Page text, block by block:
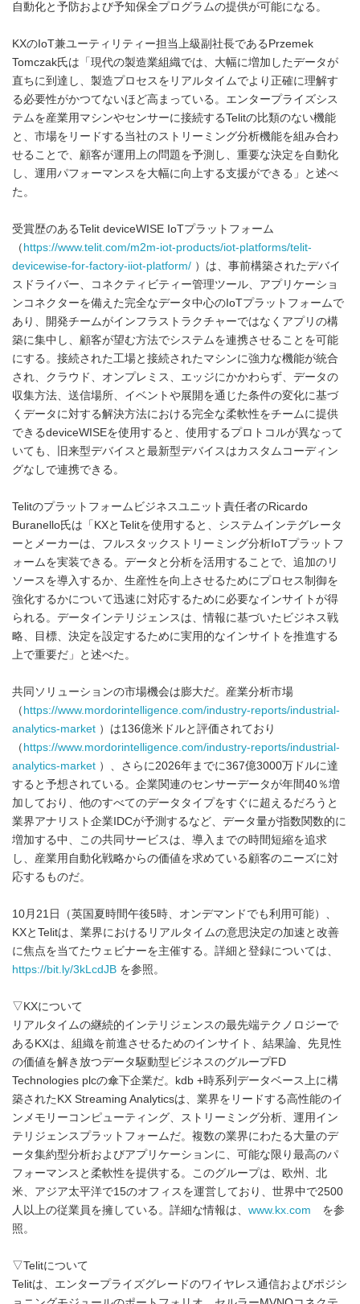
自動化と予防および予知保全プログラムの提供が可能になる。
KXのIoT兼ユーティリティー担当上級副社長であるPrzemek
Tomczak氏は「現代の製造業組織では、大幅に増加したデータが
直ちに到達し、製造プロセスをリアルタイムでより正確に理解す
る必要性がかつてないほど高まっている。エンタープライズシス
テムを産業用マシンやセンサーに接続するTelitの比類のない機能
と、市場をリードする当社のストリーミング分析機能を組み合わ
せることで、顧客が運用上の問題を予測し、重要な決定を自動化
し、運用パフォーマンスを大幅に向上する支援ができる」と述べ
た。
受賞歴のあるTelit deviceWISE IoTプラットフォーム
（ https://www.telit.com/m2m-iot-products/iot-platforms/telit-
devicewise-for-factory-iiot-platform/ ）は、事前構築されたデバイ
スドライバー、コネクティビティー管理ツール、アプリケーショ
ンコネクターを備えた完全なデータ中心のIoTプラットフォームで
あり、開発チームがインフラストラクチャーではなくアプリの構
築に集中し、顧客が望む方法でシステムを連携させることを可能
にする。接続された工場と接続されたマシンに強力な機能が統合
され、クラウド、オンプレミス、エッジにかかわらず、データの
収集方法、送信場所、イベントや展開を通じた条件の変化に基づ
くデータに対する解決方法における完全な柔軟性をチームに提供
できるdeviceWISEを使用すると、使用するプロトコルが異なって
いても、旧来型デバイスと最新型デバイスはカスタムコーディン
グなしで連携できる。
Telitのプラットフォームビジネスユニット責任者のRicardo
Buranello氏は「KXとTelitを使用すると、システムインテグレータ
ーとメーカーは、フルスタックストリーミング分析IoTプラットフ
ォームを実装できる。データと分析を活用することで、追加のリ
ソースを導入するか、生産性を向上させるためにプロセス制御を
強化するかについて迅速に対応するために必要なインサイトが得
られる。データインテリジェンスは、情報に基づいたビジネス戦
略、目標、決定を設定するために実用的なインサイトを推進する
上で重要だ」と述べた。
共同ソリューションの市場機会は膨大だ。産業分析市場
（ https://www.mordorintelligence.com/industry-reports/industrial-
analytics-market ）は136億米ドルと評価されており
（ https://www.mordorintelligence.com/industry-reports/industrial-
analytics-market ）、さらに2026年までに367億3000万ドルに達
すると予想されている。企業関連のセンサーデータが年間40％増
加しており、他のすべてのデータタイプをすぐに超えるだろうと
業界アナリスト企業IDCが予測するなど、データ量が指数関数的に
増加する中、この共同サービスは、導入までの時間短縮を追求
し、産業用自動化戦略からの価値を求めている顧客のニーズに対
応するものだ。
10月21日（英国夏時間午後5時、オンデマンドでも利用可能）、
KXとTelitは、業界におけるリアルタイムの意思決定の加速と改善
に焦点を当てたウェビナーを主催する。詳細と登録については、
https://bit.ly/3kLcdJB を参照。
▽KXについて
リアルタイムの継続的インテリジェンスの最先端テクノロジーで
あるKXは、組織を前進させるためのインサイト、結果論、先見性
の価値を解き放つデータ駆動型ビジネスのグループFD
Technologies plcの傘下企業だ。kdb +時系列データベース上に構
築されたKX Streaming Analyticsは、業界をリードする高性能のイ
ンメモリーコンピューティング、ストリーミング分析、運用イン
テリジェンスプラットフォームだ。複数の業界にわたる大量のデ
ータ集約型分析およびアプリケーションに、可能な限り最高のパ
フォーマンスと柔軟性を提供する。このグループは、欧州、北
米、アジア太平洋で15のオフィスを運営しており、世界中で2500
人以上の従業員を擁している。詳細な情報は、 www.kx.com を参
照。
▽Telitについて
Telitは、エンタープライズグレードのワイヤレス通信およびポジシ